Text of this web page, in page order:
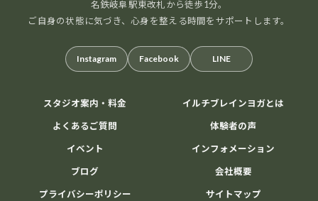
名鉄岐阜駅東改札から徒歩1分。
ご自身の状態に気づき、心身を整える時間をサポートします。
Instagram Facebook LINE
スタジオ案内・料金 イルチブレインヨガとは
よくあるご質問 体験者の声
イベント インフォメーション
ブログ 会社概要
プライバシーポリシー サイトマップ
まだ間に合う！ワンコインでヨガ体験＆チャクラバ
ランスチェック
疲れが抜けない、 ...
2026年6月28日/ブログ